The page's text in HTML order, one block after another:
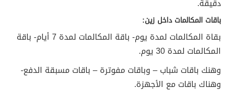
دقيقة.
باقات المكالمات داخل زين:
بقاة المكالمات لمدة يوم- باقة المكالمات لمدة 7 أيام- باقة
المكالمات لمدة 30 يوم.
وهنك باقات شباب – وباقات مفوترة – باقات مسبقة الدفع-
وهناك باقات مع الأجهزة.